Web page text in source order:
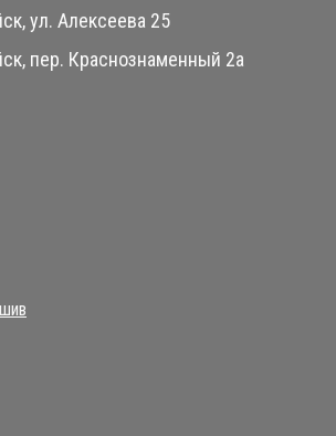
ул. Алексеева 25
пер. Краснознаменный 2а